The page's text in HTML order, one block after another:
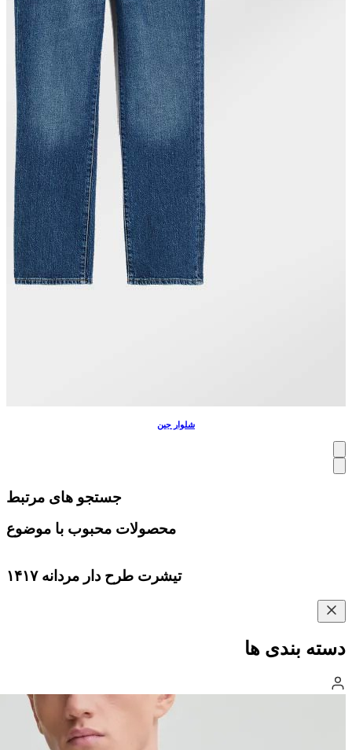
شلوار جین
جستجو های مرتبط
محصولات محبوب با موضوع
تیشرت طرح دار مردانه ۱۴۱۷
دسته بندی ها